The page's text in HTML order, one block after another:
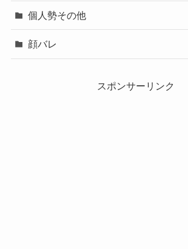
個人勢その他
顔バレ
スポンサーリンク